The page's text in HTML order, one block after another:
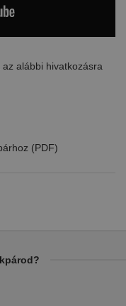
alábbi hivatkozásra
(PDF)